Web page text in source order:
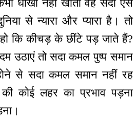
धोखा नहीं खाता वह सदा ऐसे
से न्यारा और प्यारा है। तो
कि कीचड़ के छींटे पड़ जाते हैं?
उठाएं तो सदा कमल पुष्प समान
से सदा कमल समान नहीं रह
कोई लहर का प्रभाव पड़ना